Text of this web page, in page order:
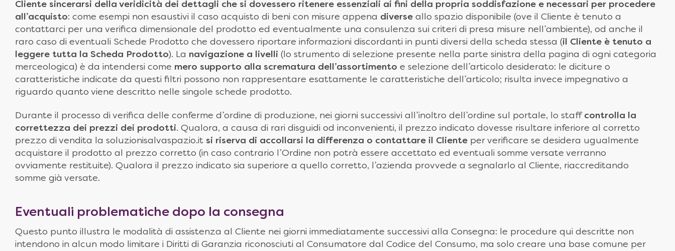
Cliente sincerarsi della veridicità dei dettagli che si dovessero ritenere essenziali ai fini della propria soddisfazione e necessari per procedere
all’acquisto: come esempi non esaustivi il caso acquisto di beni con misure appena diverse allo spazio disponibile (ove il Cliente è tenuto a
contattarci per una verifica dimensionale del prodotto ed eventualmente una consulenza sui criteri di presa misure nell’ambiente), od anche il
raro caso di eventuali Schede Prodotto che dovessero riportare informazioni discordanti in punti diversi della scheda stessa (il Cliente è tenuto a
leggere tutta la Scheda Prodotto). La navigazione a livelli (lo strumento di selezione presente nella parte sinistra della pagina di ogni categoria
merceologica) è da intendersi come mero supporto alla scrematura dell’assortimento e selezione dell’articolo desiderato: le diciture o
caratteristiche indicate da questi filtri possono non rappresentare esattamente le caratteristiche dell’articolo; risulta invece impegnativo a
riguardo quanto viene descritto nelle singole schede prodotto.
Durante il processo di verifica delle conferme d’ordine di produzione, nei giorni successivi all’inoltro dell’ordine sul portale, lo staff controlla la
correttezza dei prezzi dei prodotti. Qualora, a causa di rari disguidi od inconvenienti, il prezzo indicato dovesse risultare inferiore al corretto
prezzo di vendita la soluzionisalvaspazio.it si riserva di accollarsi la differenza o contattare il Cliente per verificare se desidera ugualmente
acquistare il prodotto al prezzo corretto (in caso contrario l’Ordine non potrà essere accettato ed eventuali somme versate verranno
ovviamente restituite). Qualora il prezzo indicato sia superiore a quello corretto, l’azienda provvede a segnalarlo al Cliente, riaccreditando
somme già versate.
Eventuali problematiche dopo la consegna
Questo punto illustra le modalità di assistenza al Cliente nei giorni immediatamente successivi alla Consegna: le procedure qui descritte non
intendono in alcun modo limitare i Diritti di Garanzia riconosciuti al Consumatore dal Codice del Consumo, ma solo creare una base comune per